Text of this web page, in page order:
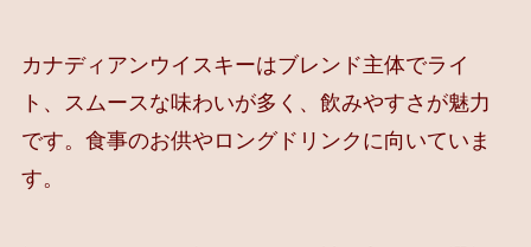
カナディアンウイスキーはブレンド主体でライ
ト、スムースな味わいが多く、飲みやすさが魅力
です。食事のお供やロングドリンクに向いていま
す。